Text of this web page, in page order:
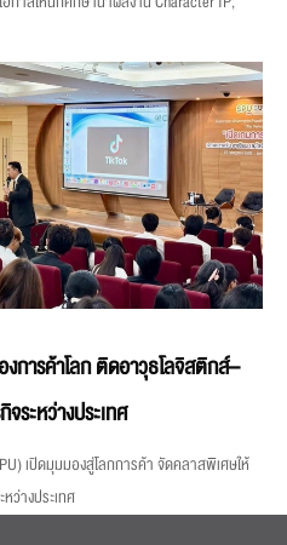
การค้าโลก ติดอาวุธโลจิสติกส์–
ระหว่างประเทศ
เปิดมุมมองสู่โลกการค้า จัดคลาสพิเศษให้
ว่างประเทศ